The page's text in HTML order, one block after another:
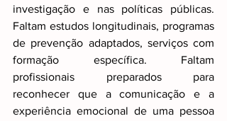
investigação e nas políticas públicas.
Faltam estudos longitudinais, programas
de prevenção adaptados, serviços com
formação específica. Faltam
profissionais preparados para
reconhecer que a comunicação e a
experiência emocional de uma pessoa